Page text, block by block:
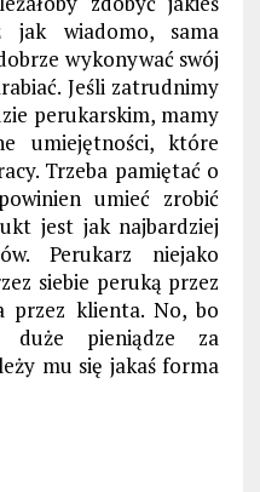
jak wiadomo, sama
wykonywać swój
Jeśli zatrudnimy
perukarskim, mamy
umiejętności, które
Trzeba pamiętać o
umieć zrobić
jest jak najbardziej
Perukarz niejako
siebie peruką przez
przez klienta. No, bo
pieniądze za
mu się jakaś forma